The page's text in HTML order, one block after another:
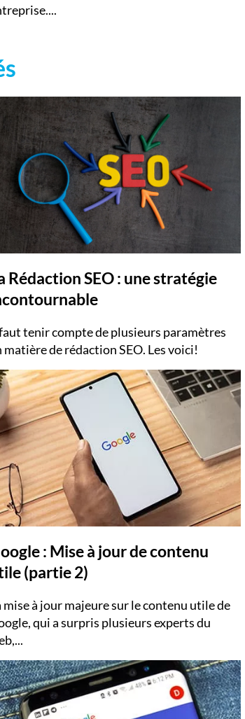
Rédaction SEO : une stratégie
tenir compte de plusieurs paramètres
matière de rédaction SEO. Les voici!
: Mise à jour de contenu
(partie 2)
mise à jour majeure sur le contenu utile de
qui a surpris plusieurs experts du